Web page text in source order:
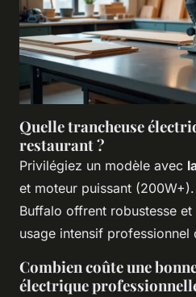
Quelle trancheuse
restaurant ?
Privilégiez un modèle avec
et moteur puissant
Buffalo offrent robustesse
usage intensif professionnel
Combien coûte une
électrique